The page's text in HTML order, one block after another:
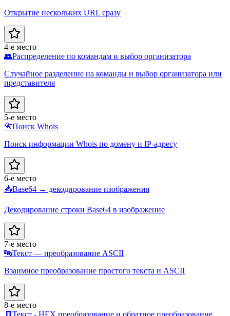
Открытие нескольких URL сразу
4-е место
👥Распределение по командам и выбор организатора
Случайное разделение на команды и выбор организатора или
представителя
5-е место
📇Поиск Whois
Поиск информации Whois по домену и IP-адресу
6-е место
📥Base64 → декодирование изображения
Декодирование строки Base64 в изображение
7-е место
🔤Текст — преобразование ASCII
Взаимное преобразование простого текста и ASCII
8-е место
🧾 Текст - HEX преобразование и обратное преобразование